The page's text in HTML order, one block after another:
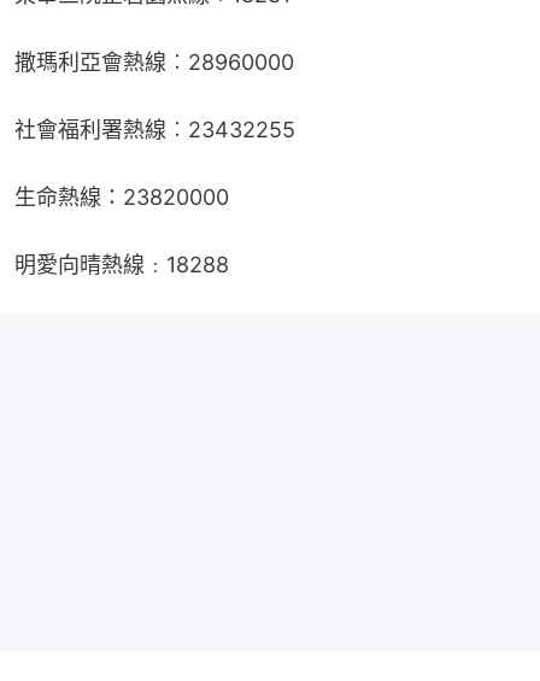
撒瑪利亞會熱線︰28960000
社會福利署熱線︰23432255
生命熱線：23820000
明愛向晴熱線﹕18288